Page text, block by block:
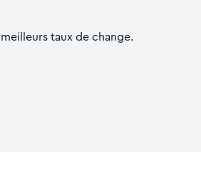
taux de change.